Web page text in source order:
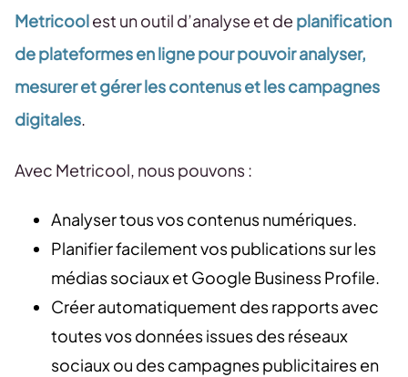
Metricoolest un outil d’analyse et de planification
de plateformes en ligne pour pouvoir analyser,
mesurer et gérer les contenus et les campagnes
digitales.
Avec Metricool, nous pouvons :
Analyser tous vos contenus numériques.
Planifier facilement vos publications sur les
médias sociaux et Google Business Profile.
Créer automatiquement des rapports avec
toutes vos données issues des réseaux
sociaux ou des campagnes publicitaires en